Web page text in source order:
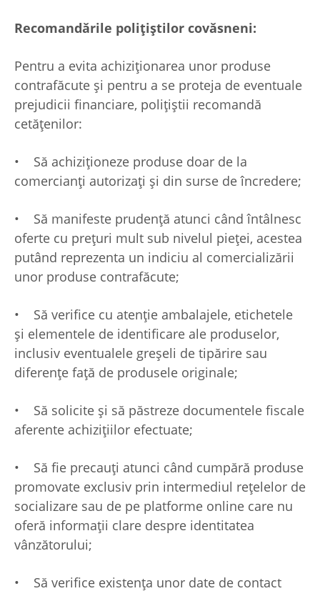
Recomandările polițiștilor covăsneni:
Pentru a evita achiziționarea unor produse
contrafăcute și pentru a se proteja de eventuale
prejudicii financiare, polițiștii recomandă
cetățenilor:
• Să achiziționeze produse doar de la
comercianți autorizați și din surse de încredere;
• Să manifeste prudență atunci când întâlnesc
oferte cu prețuri mult sub nivelul pieței, acestea
putând reprezenta un indiciu al comercializării
unor produse contrafăcute;
• Să verifice cu atenție ambalajele, etichetele
și elementele de identificare ale produselor,
inclusiv eventualele greșeli de tipărire sau
diferențe față de produsele originale;
• Să solicite și să păstreze documentele fiscale
aferente achizițiilor efectuate;
• Să fie precauți atunci când cumpără produse
promovate exclusiv prin intermediul rețelelor de
socializare sau de pe platforme online care nu
oferă informații clare despre identitatea
vânzătorului;
• Să verifice existența unor date de contact